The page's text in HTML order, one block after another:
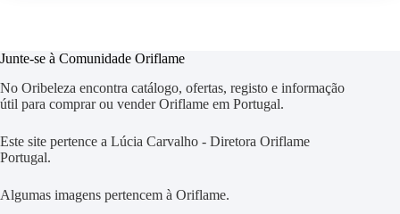
Junte-se à Comunidade Oriflame
No Oribeleza encontra catálogo, ofertas, registo e informação
útil para comprar ou vender Oriflame em Portugal.
Este site pertence a Lúcia Carvalho - Diretora Oriflame
Portugal.
Algumas imagens pertencem à Oriflame.